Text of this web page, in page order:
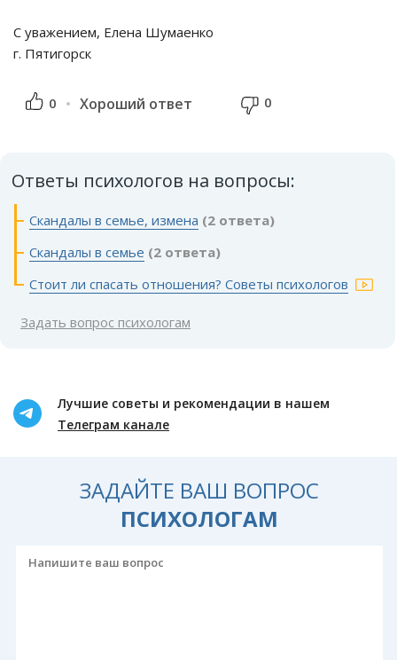
С уважением, Елена Шумаенко
г. Пятигорск
0 Хороший ответ 0
Ответы психологов на вопросы:
Скандалы в семье, измена (2 ответа)
Скандалы в семье (2 ответа)
Стоит ли спасать отношения? Советы психологов
Задать вопрос психологам
Лучшие советы и рекомендации в нашем
Телеграм канале
ЗАДАЙТЕ ВАШ ВОПРОС
ПСИХОЛОГАМ